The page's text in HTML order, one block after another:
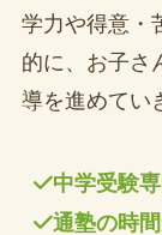
学力や得意・
的に、お子さ
導を進めてい
中学受験
通塾の時